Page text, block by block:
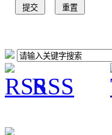
RSS